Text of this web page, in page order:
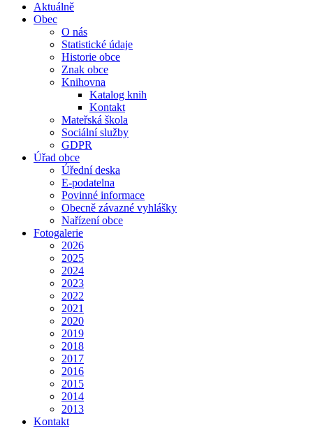
Aktuálně
Obec
O nás
Statistické údaje
Historie obce
Znak obce
Knihovna
Katalog knih
Kontakt
Mateřská škola
Sociální služby
GDPR
Úřad obce
Úřední deska
E-podatelna
Povinné informace
Obecně závazné vyhlášky
Nařízení obce
Fotogalerie
2026
2025
2024
2023
2022
2021
2020
2019
2018
2017
2016
2015
2014
2013
Kontakt